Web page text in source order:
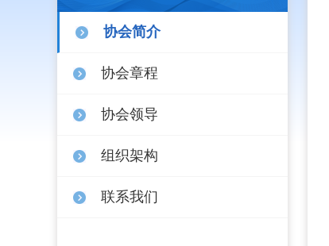
协会简介
协会章程
协会领导
组织架构
联系我们